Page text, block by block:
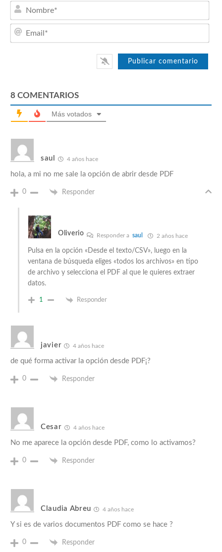
8 COMENTARIOS
Más votados
saul 4 años hace
hola, a mi no me sale la opción de abrir desde PDF
0 Responder
Oliverio Responder a saul 2 años hace
Pulsa en la opción «Desde el texto/CSV», luego en la
ventana de búsqueda eliges «todos los archivos» en tipo
de archivo y selecciona el PDF al que le quieres extraer
datos.
1 Responder
javier 4 años hace
de qué forma activar la opción desde PDF¡?
0 Responder
Cesar 4 años hace
No me aparece la opción desde PDF, como lo activamos?
0 Responder
Claudia Abreu 4 años hace
Y si es de varios documentos PDF como se hace ?
0 Responder